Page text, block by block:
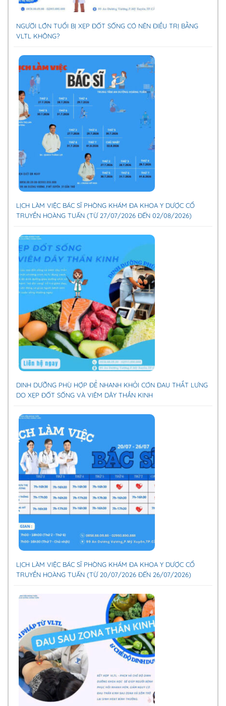
NGƯỜI LỚN TUỔI BỊ XẸP ĐỐT SỐNG CÓ NÊN ĐIỀU TRỊ BẰNG
VLTL KHÔNG?
LỊCH LÀM VIỆC BÁC SĨ PHÒNG KHÁM ĐA KHOA Y DƯỢC CỔ
TRUYỀN HOÀNG TUẤN (TỪ 27/07/2026 ĐẾN 02/08/2026)
DINH DƯỠNG PHÙ HỢP ĐỂ NHANH KHỎI CƠN ĐAU THẮT LƯNG
DO XẸP ĐỐT SỐNG VÀ VIÊM DÂY THẦN KINH
LỊCH LÀM VIỆC BÁC SĨ PHÒNG KHÁM ĐA KHOA Y DƯỢC CỔ
TRUYỀN HOÀNG TUẤN (TỪ 20/07/2026 ĐẾN 26/07/2026)